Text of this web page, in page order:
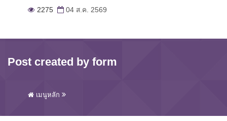
2275 04 ส.ค. 2569
Post created by form
เมนูหลัก